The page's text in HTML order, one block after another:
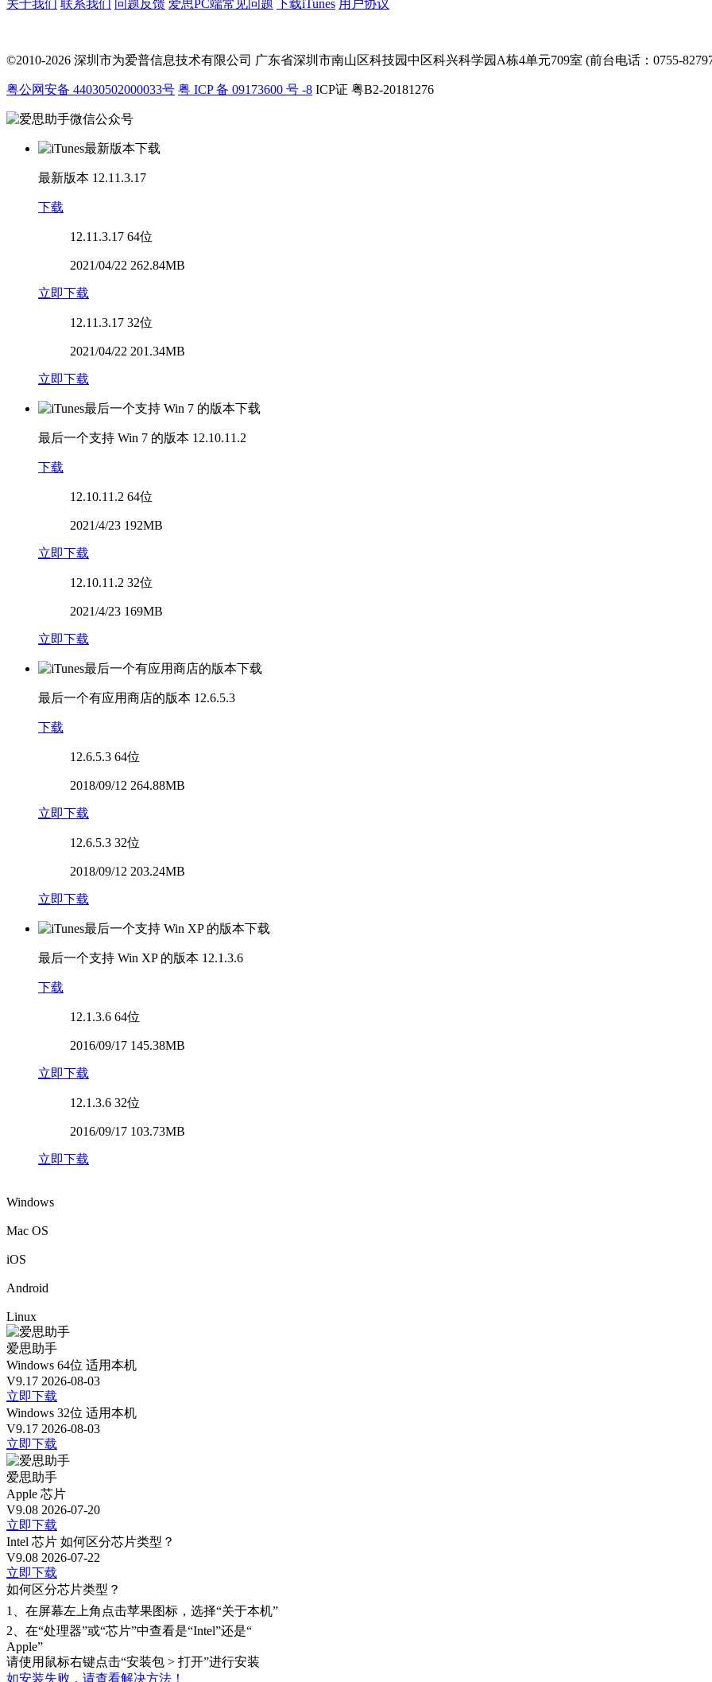
关于我们 联系我们 问题反馈 爱思PC端常见问题 下载iTunes 用户协议
©2010-2026 深圳市为爱普信息技术有限公司 广东省深圳市南山区科技园中区科兴科学园A栋4单元709室 (前台电话：0755-
粤公网安备 44030502000033号 粤 ICP 备 09173600 号 -8 ICP证 粤B2-20181276
最新版本 12.11.3.17
下载
12.11.3.17 64位
2021/04/22 262.84MB
立即下载
12.11.3.17 32位
2021/04/22 201.34MB
立即下载
最后一个支持 Win 7 的版本 12.10.11.2
下载
12.10.11.2 64位
2021/4/23 192MB
立即下载
12.10.11.2 32位
2021/4/23 169MB
立即下载
最后一个有应用商店的版本 12.6.5.3
下载
12.6.5.3 64位
2018/09/12 264.88MB
立即下载
12.6.5.3 32位
2018/09/12 203.24MB
立即下载
最后一个支持 Win XP 的版本 12.1.3.6
下载
12.1.3.6 64位
2016/09/17 145.38MB
立即下载
12.1.3.6 32位
2016/09/17 103.73MB
立即下载
Windows
Mac OS
iOS
Android
Linux
爱思助手
Windows 64位 适用本机
V9.17 2026-08-03
立即下载
Windows 32位 适用本机
V9.17 2026-08-03
立即下载
爱思助手
Apple 芯片
V9.08 2026-07-20
立即下载
Intel 芯片 如何区分芯片类型？
V9.08 2026-07-22
立即下载
如何区分芯片类型？
1、 在屏幕左上角点击苹果图标，选择“关于本机”
2、 在“处理器”或“芯片”中查看是“Intel”还是“
Apple”
请使用鼠标右键点击“安装包 > 打开”进行安装
如安装失败，请查看解决方法！